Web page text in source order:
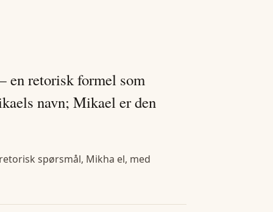
en retorisk formel som
navn; Mikael er den
spørsmål, Mikha el, med